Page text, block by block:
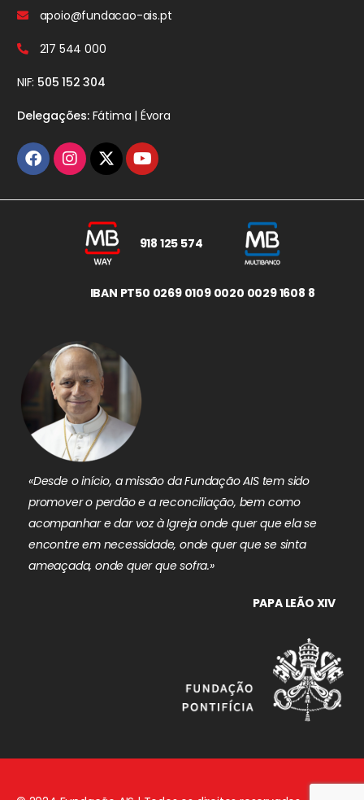
apoio@fundacao-ais.pt
217 544 000
NIF: 505 152 304
Delegações:Fátima | Évora
918 125 574
IBAN PT50 0269 0109 0020 0029 1608 8
«Desde o início, a missão da Fundação AIS tem sido
promover o perdão e a reconciliação, bem como
acompanhar e dar voz à Igreja onde quer que ela se
encontre em necessidade, onde quer que se sinta
ameaçada, onde quer que sofra.»
PAPA LEÃO XIV